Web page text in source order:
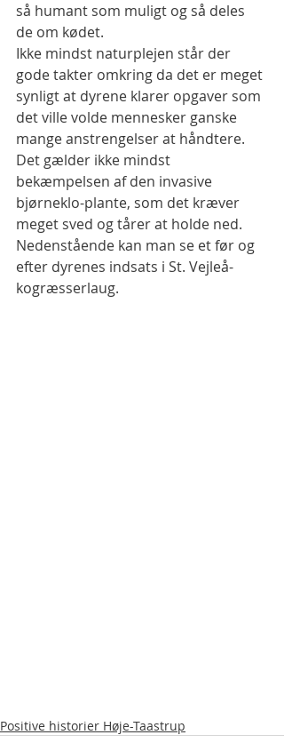
så humant som muligt og så deles
de om kødet.
Ikke mindst naturplejen står der
gode takter omkring da det er meget
synligt at dyrene klarer opgaver som
det ville volde mennesker ganske
mange anstrengelser at håndtere.
Det gælder ikke mindst
bekæmpelsen af den invasive
bjørneklo-plante, som det kræver
meget sved og tårer at holde ned.
Nedenstående kan man se et før og
efter dyrenes indsats i St. Vejleå-
kogræsserlaug.
Positive historier Høje-Taastrup